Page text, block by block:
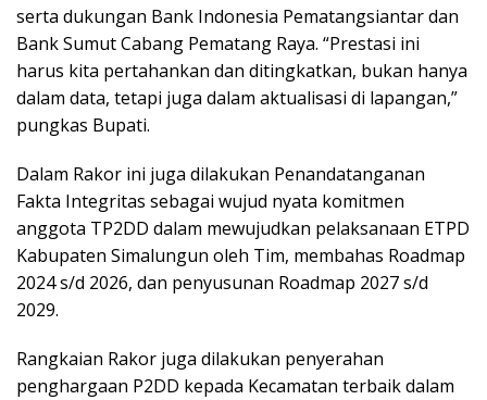
serta dukungan Bank Indonesia Pematangsiantar dan
Bank Sumut Cabang Pematang Raya. “Prestasi ini
harus kita pertahankan dan ditingkatkan, bukan hanya
dalam data, tetapi juga dalam aktualisasi di lapangan,”
pungkas Bupati.
Dalam Rakor ini juga dilakukan Penandatanganan
Fakta Integritas sebagai wujud nyata komitmen
anggota TP2DD dalam mewujudkan pelaksanaan ETPD
Kabupaten Simalungun oleh Tim, membahas Roadmap
2024 s/d 2026, dan penyusunan Roadmap 2027 s/d
2029.
Rangkaian Rakor juga dilakukan penyerahan
penghargaan P2DD kepada Kecamatan terbaik dalam